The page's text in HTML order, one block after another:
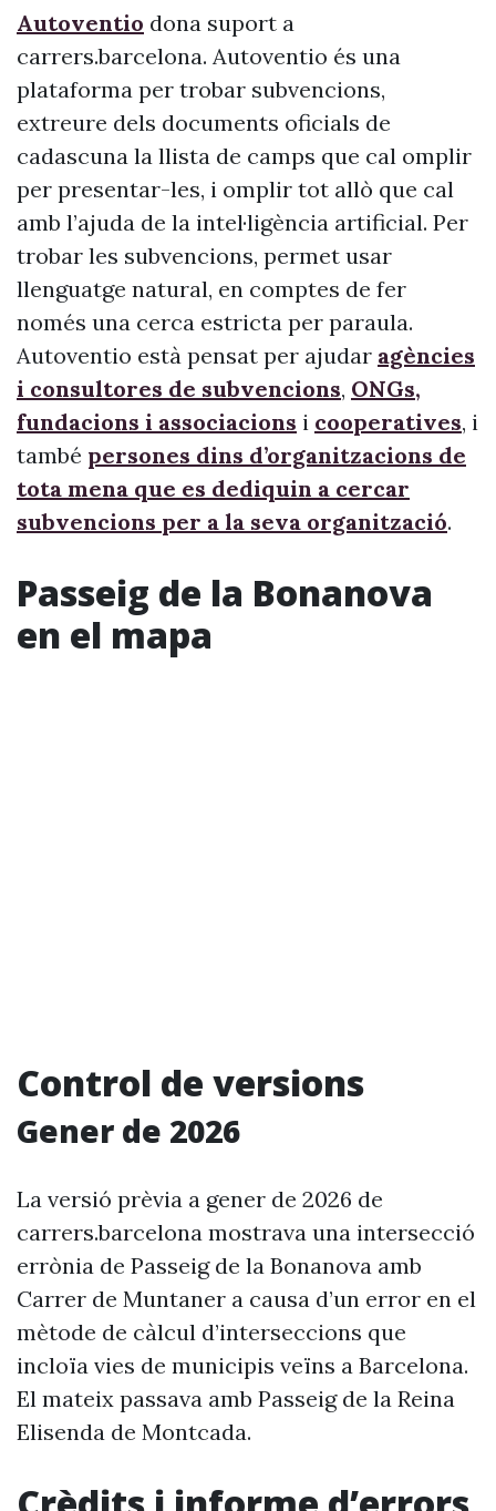
Autoventio dona suport a
carrers.barcelona. Autoventio és una
plataforma per trobar subvencions,
extreure dels documents oficials de
cadascuna la llista de camps que cal omplir
per presentar-les, i omplir tot allò que cal
amb l’ajuda de la intel·ligència artificial. Per
trobar les subvencions, permet usar
llenguatge natural, en comptes de fer
només una cerca estricta per paraula.
Autoventio està pensat per ajudar agències
i consultores de subvencions, ONGs,
fundacions i associacions i cooperatives, i
també persones dins d’organitzacions de
tota mena que es dediquin a cercar
subvencions per a la seva organització.
Passeig de la Bonanova
en el mapa
Control de versions
Gener de 2026
La versió prèvia a gener de 2026 de
carrers.barcelona mostrava una intersecció
errònia de Passeig de la Bonanova amb
Carrer de Muntaner a causa d’un error en el
mètode de càlcul d’interseccions que
incloïa vies de municipis veïns a Barcelona.
El mateix passava amb Passeig de la Reina
Elisenda de Montcada.